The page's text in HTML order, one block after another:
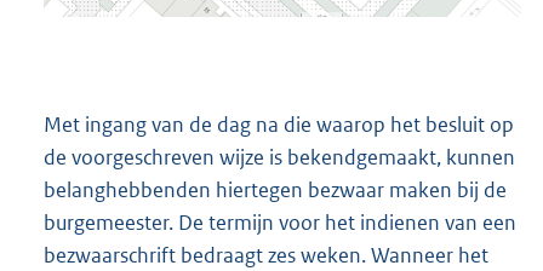
Met ingang van de dag na die waarop het besluit op
de voorgeschreven wijze is bekendgemaakt, kunnen
belanghebbenden hiertegen bezwaar maken bij de
burgemeester. De termijn voor het indienen van een
bezwaarschrift bedraagt zes weken. Wanneer het